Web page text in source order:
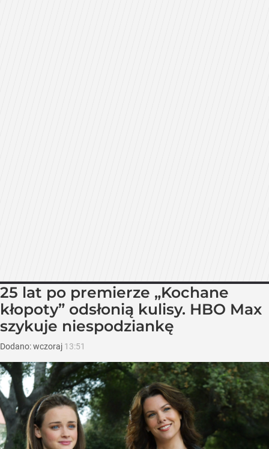
25 lat po premierze „Kochane
kłopoty” odsłonią kulisy. HBO Max
szykuje niespodziankę
Dodano:wczoraj 13:51